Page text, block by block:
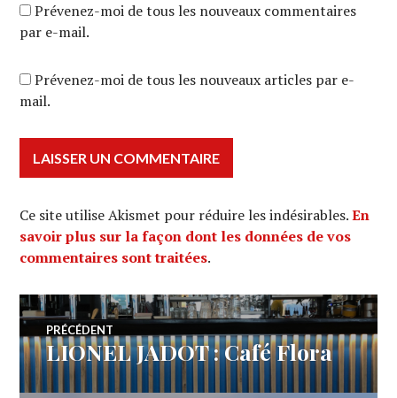
Prévenez-moi de tous les nouveaux commentaires
par e-mail.
Prévenez-moi de tous les nouveaux articles par e-
mail.
Ce site utilise Akismet pour réduire les indésirables.En
savoir plus sur la façon dont les données de vos
commentaires sont traitées.
Navigation
de
PRÉCÉDENT
Article
précédent :
LIONEL JADOT : Café Flora